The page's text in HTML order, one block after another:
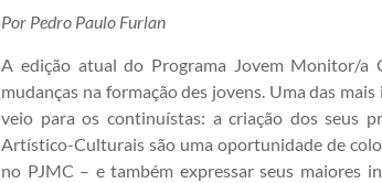
Por Pedro Paulo Furlan
A edição atual do Programa Jovem Monitor/a
mudanças na formação des jovens. Uma das
veio para os continuístas: a criação dos seus
Artístico-Culturais são uma oportunidade de
no PJMC – e também expressar seus maiores